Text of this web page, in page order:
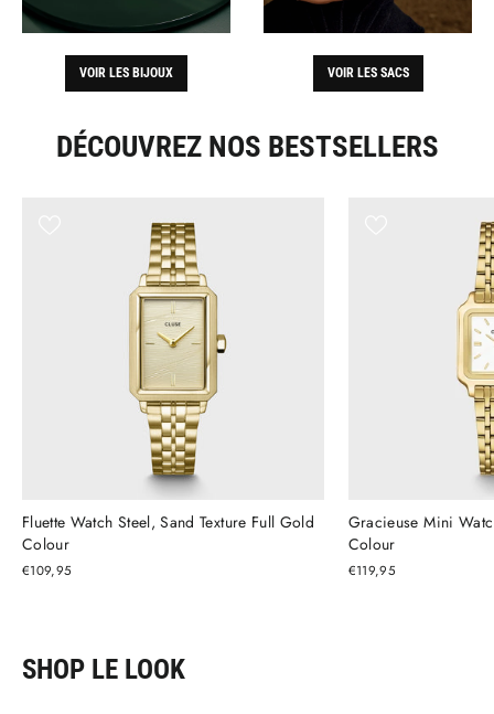
VOIR LES BIJOUX VOIR LES SACS
DÉCOUVREZ NOS BESTSELLERS
Fluette Watch Steel, Sand Texture Full Gold
Colour
€109,95
Gracieuse Mini
Colour
€119,95
SHOP LE LOOK